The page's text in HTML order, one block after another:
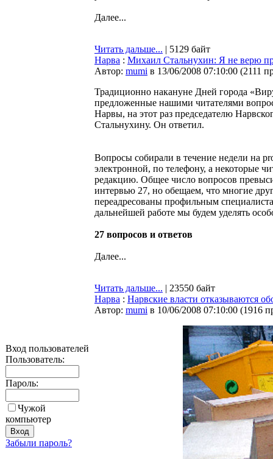
Вход пользователей
Пользователь:
Пароль:
Чужой
компьютер
Забыли пароль?
Далее...
Читать дальше... | 5129 байт
Нарва : Михаил Стальнухин: Я не верю
Автор: mumi в 13/06/2008 07:10:00 (2111
Традиционно накануне Дней города
предложенные нашими читателями
Нарвы, на этот раз председателю
Стальнухину. Он ответил.
Вопросы собирали в течение недели на
электронной, по телефону, а некоторые
редакцию. Общее число вопросов
интервью 27, но обещаем, что многие
переадресованы профильным
дальнейшей работе мы будем уделять
27 вопросов и ответов
Далее...
Читать дальше... | 23550 байт
Нарва : Нарвские власти отказываются
Автор: mumi в 10/06/2008 07:10:00 (1916